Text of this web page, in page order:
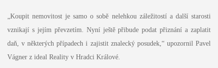
„Koupit nemovitost je samo o sobě nelehkou záležitostí a další starosti
vznikají s jejím převzetím. Nyní ještě přibude podat přiznání a zaplatit
daň, v některých případech i zajistit znalecký posudek,“ upozornil Pavel
Vágner z ideal Reality v Hradci Králové.